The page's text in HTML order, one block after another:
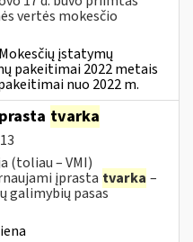
vertės mokesčio
Mokesčių įstatymų
pakeitimai 2022 metais
nuo 2022 m.
tvarka
(toliau – VMI)
įprasta tvarka –
galimybių pasas